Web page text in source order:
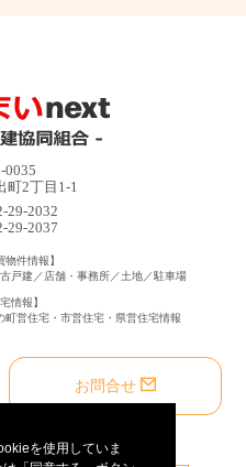
を使用していま
0035
町2丁目1-1
29-2032
29-2037
物件情報】
戸建／店舗・事務所／土地／駐車場
情報】
営住宅・市営住宅・県営住宅情報
お問合せ